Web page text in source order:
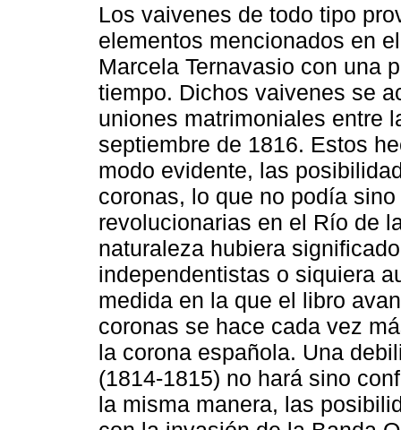
Los vaivenes de todo tipo
elementos mencionados en
Marcela Ternavasio con una
tiempo. Dichos vaivenes se
uniones matrimoniales entre
septiembre de 1816. Estos
modo evidente, las
coronas, lo que no podía
revolucionarias en el Río de
naturaleza hubiera
independentistas o siquiera
medida en la que el libro
coronas se hace cada vez
la corona española. Una
(1814-1815) no hará sino
la misma manera, las